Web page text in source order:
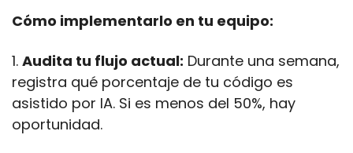
Cómo implementarlo en tu equipo:
1. Audita tu flujo actual: Durante una semana,
registra qué porcentaje de tu código es
asistido por IA. Si es menos del 50%, hay
oportunidad.